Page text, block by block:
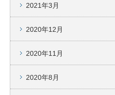
2021年3月
2020年12月
2020年11月
2020年8月